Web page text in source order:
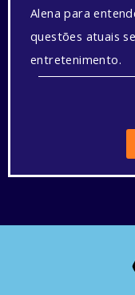
Alena para
questões atuais
entretenimento.